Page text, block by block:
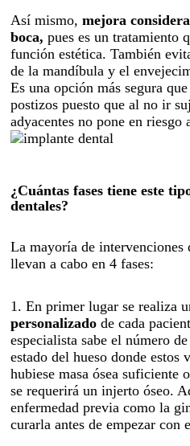
Así mismo,mejora
boca, pues es un tratamiento
función estética. También
de la mandíbula y el
Es una opción más segura
postizos puesto que al no ir
adyacentes no pone en riesgo
¿Cuántas fases tiene este
dentales?
La mayoría de intervenciones
llevan a cabo en 4 fases:
1. En primer lugar se realiza
personalizado de cada
especialista sabe el número
estado del hueso donde estos
hubiese masa ósea suficiente
se requerirá un injerto óseo.
enfermedad previa como la
curarla antes de empezar con